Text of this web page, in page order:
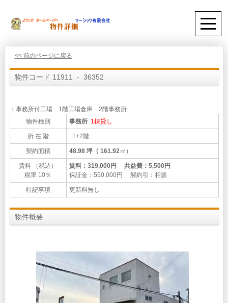
<< 前のページに戻る
物件コード 11911 - 36352
：事務所付工場 1階工場倉庫 2階事務所
物件種別
事務所 1棟貸し
所 在 階 1+2階
契約面積 48.98 坪（ 161.92 ㎡）
賃料 （税込）
税率 10％
賃料：319,000円 共益費：5,500円
保証金：550,000円 解約引：相談
特記事項 更新料無し
物件概要